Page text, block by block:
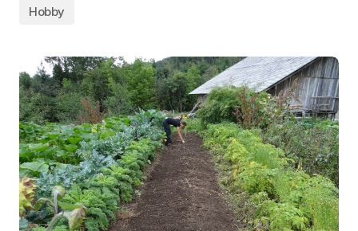
Hobby